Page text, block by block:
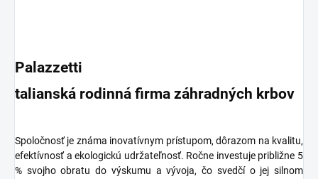
Palazzetti
talianská rodinná firma záhradných krbov
Spoločnosť je známa inovatívnym prístupom, dôrazom na kvalitu,
efektívnosť a ekologickú udržateľnosť. Ročne investuje približne 5
% svojho obratu do výskumu a vývoja, čo svedčí o jej silnom